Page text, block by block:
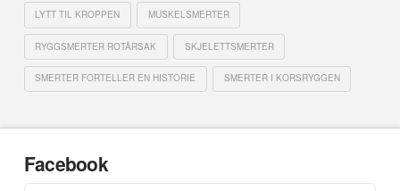
LYTT TIL KROPPEN MUSKELSMERTER
RYGGSMERTER ROTÅRSAK SKJELETTSMERTER
SMERTER FORTELLER EN HISTORIE SMERTER I KORSRYGGEN
Facebook